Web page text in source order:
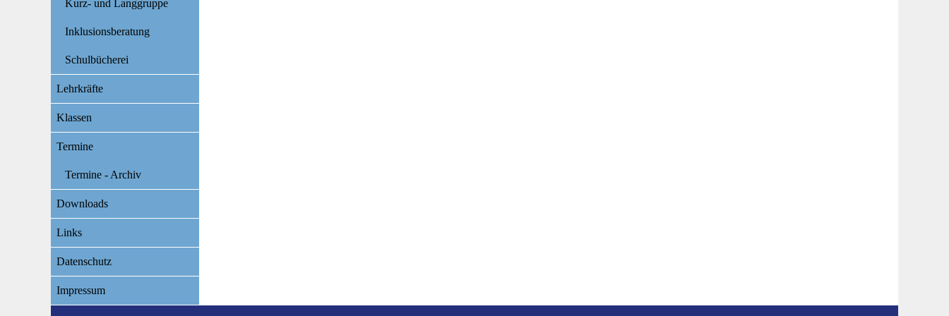
Kurz- und Langgruppe
Inklusionsberatung
Schulbücherei
Lehrkräfte
Klassen
Termine
Termine - Archiv
Downloads
Links
Datenschutz
Impressum